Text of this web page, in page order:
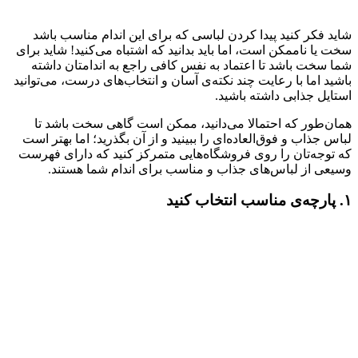
شاید فکر کنید پیدا کردن لباسی که برای این اندام مناسب باشد
سخت یا ناممکن است، اما باید بدانید که اشتباه می‌کنید! شاید برای
شما سخت باشد تا اعتماد به نفس کافی راجع به اندامتان داشته
باشید اما با رعایت چند نکته‌ی آسان و انتخاب‌های درست، می‌توانید
استایل جذابی داشته باشید.
همان‌طور که احتمالا می‌دانید، ممکن است گاهی سخت باشد تا
لباس جذاب و فوق‌العاده‌ای را ببینید و از آن بگذرید؛ اما بهتر است
که توجه‌تان را روی فروشگاه‌هایی متمرکز کنید که دارای فهرست
وسیعی از لباس‌های جذاب و مناسب برای اندام شما هستند.
۱. پارچه‌ی مناسب انتخاب کنید